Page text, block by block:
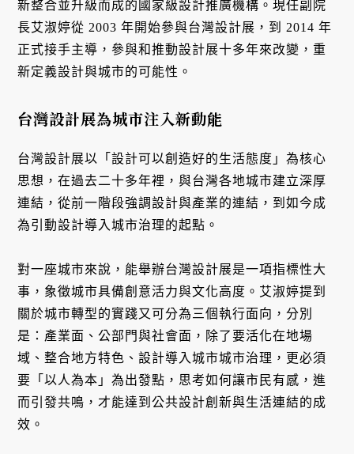
新整合並升級而成的國家級設計推廣機構。現任副院
長艾淑婷從 2003 年開始參與台灣設計展，到 2014 年
正式接手主導，參與和推動設計展十多年來改變，重
新定義設計與城市的可能性。
台灣設計展為城市注入新動能
台灣設計展以「設計可以創造好的生活態度」為核心
思想，在過去二十多年裡，與台灣各地城市建立深厚
連結，從前一階段強調設計與產業的連結，到如今成
為引動設計導入城市治理的起點。
對一座城市來說，能舉辦台灣設計展是一項指標性大
事，象徵城市具備創意活力與文化高度。艾淑婷提到
關於城市轉型的實踐又可分為三個執行面向，分別
是：產業面、公部門與社會面，除了要活化在地場
域、整合地方特色、設計導入城市城市治理，更必須
要「以人為本」為出發點，思考如何讓市民有感，進
而引發共鳴，才能達到公共設計創新與生活連結的成
效。